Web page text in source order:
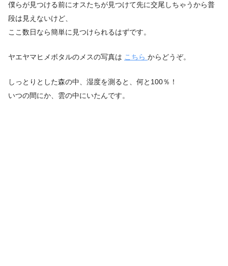
僕らが見つける前にオスたちが見つけて先に交尾しちゃうから普
段は見えないけど、
ここ数日なら簡単に見つけられるはずです。
ヤエヤマヒメボタルのメスの写真は こちら からどうぞ。
しっとりとした森の中、湿度を測ると、何と100％！
いつの間にか、雲の中にいたんです。